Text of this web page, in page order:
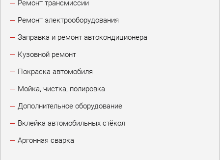
Ремонт трансмиссии
Ремонт электрооборудования
Заправка и ремонт автокондиционера
Кузовной ремонт
Покраска автомобиля
Мойка, чистка, полировка
Дополнительное оборудование
Вклейка автомобильных стёкол
Аргонная сварка